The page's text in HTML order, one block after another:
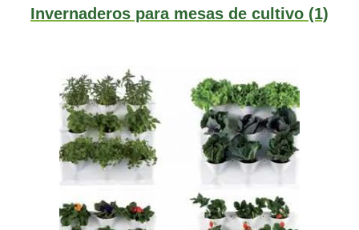
Invernaderos para mesas de cultivo (1)